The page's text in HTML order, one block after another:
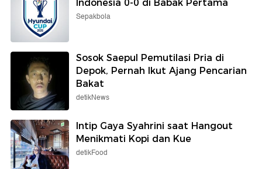
Indonesia 0-0 di Babak Pertama
Sepakbola
Sosok Saepul Pemutilasi Pria di
Depok, Pernah Ikut Ajang Pencarian
Bakat
detikNews
Intip Gaya Syahrini saat Hangout
Menikmati Kopi dan Kue
detikFood